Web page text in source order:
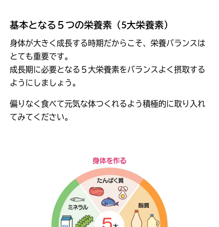
基本となる５つの栄養素（5大栄養素）
身体が大きく成長する時期だからこそ、栄養バランスは
とても重要です。
成長期に必要となる５大栄養素をバランスよく摂取する
ようにしましょう。
偏りなく食べて元気な体つくれるよう積極的に取り入れ
てみてください。